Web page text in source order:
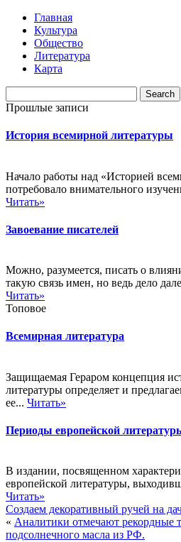
Главная
Культура
Общество
Литература
Карта
Прошлые записи
История всемирной литературы
Начало работы над «Историей
потребовало внимательного
Читать»
Завоевание писателей
Можно, разумеется, писать о
такую связь имен, но ведь дело
Читать»
Топовое
Всемирная литература
Защищаемая Гераром концепция
литературы определяет и
ее... Читать»
Периоды европейской
В издании, посвященном
европейской литературы,
Читать»
Создаем декоративный ручей на
« Аналитики отмечают рекордные
подсолнечного масла из РФ.